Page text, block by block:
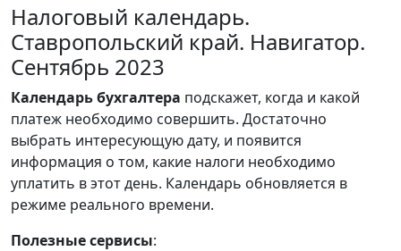
Налоговый календарь.
Ставропольский край. Навигатор.
Сентябрь 2023
Календарьбухгалтера подскажет, когда и какой
платеж необходимо совершить. Достаточно
выбрать интересующую дату, и появится
информация о том, какие налоги необходимо
уплатить в этот день. Календарь обновляется в
режиме реального времени.
Полезные сервисы: